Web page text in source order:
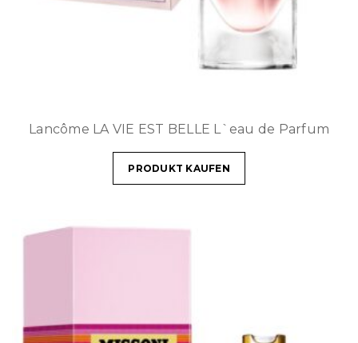
Lancôme LA VIE EST BELLE L`eau de Parfum
PRODUKT KAUFEN